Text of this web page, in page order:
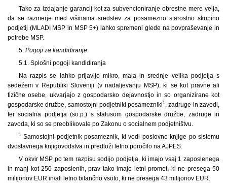
Tako za izdajanje garancij kot za subvencioniranje obrestne mere velja,
da se razmerje med višinama sredstev za posamezno starostno skupino
podjetij (MLADI MSP in MSP 5+) lahko spremeni glede na povpraševanje in
potrebe MSP.
5. Pogoji za kandidiranje
5.1. Splošni pogoji kandidiranja
Na razpis se lahko prijavijo mikro, mala in srednje velika podjetja s
sedežem v Republiki Sloveniji (v nadaljevanju MSP), ki se kot pravne ali
fizične osebe, ukvarjajo z gospodarsko dejavnostjo in so organizirane kot
gospodarske družbe, samostojni podjetniki posamezniki1, zadruge in zavodi,
ter socialna podjetja (so.p.) s statusom gospodarske družbe, zadruge in
zavoda, ki so se preoblikovale po Zakonu o socialnem podjetništvu.
1Samostojni podjetnik posameznik, ki vodi poslovne knjige po sistemu
dvostavnega knjigovodstva in predloži letno poročilo na AJPES.
V okvir MSP po tem razpisu sodijo podjetja, ki imajo vsaj 1 zaposlenega
in manj kot 250 zaposlenih, prav tako imajo letni promet, ki ne presega 50
milijonov EUR in/ali letno bilančno vsoto, ki ne presega 43 milijonov EUR.